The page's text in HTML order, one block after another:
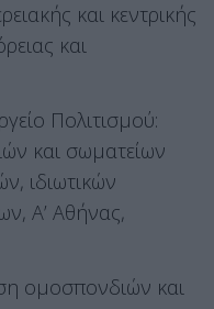
και κεντρικής
και
Πολιτισμού:
και σωματείων
ιδιωτικών
Α’ Αθήνας,
ομοσπονδιών και